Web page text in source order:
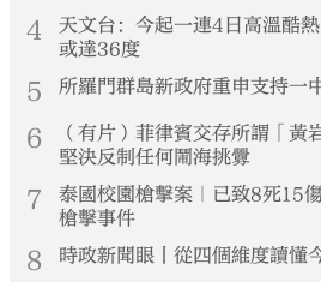
4
天文台：今起一連4日高溫酷
或達36度
5 所羅門群島新政府重申支持
6
（有片）菲律賓交存所謂「黃
堅決反制任何鬧海挑釁
7
泰國校園槍擊案｜已致8死15
槍擊事件
8 時政新聞眼丨從四個維度讀懂